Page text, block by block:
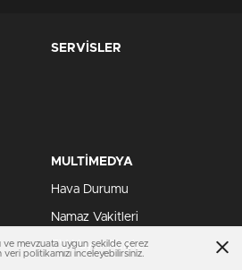
SERVİSLER
MULTİMEDYA
Hava Durumu
Namaz Vakitleri
TV Yayın Akışları
ve mevzuata uygun şekilde çerez
politikamızı inceleyebilirsiniz.